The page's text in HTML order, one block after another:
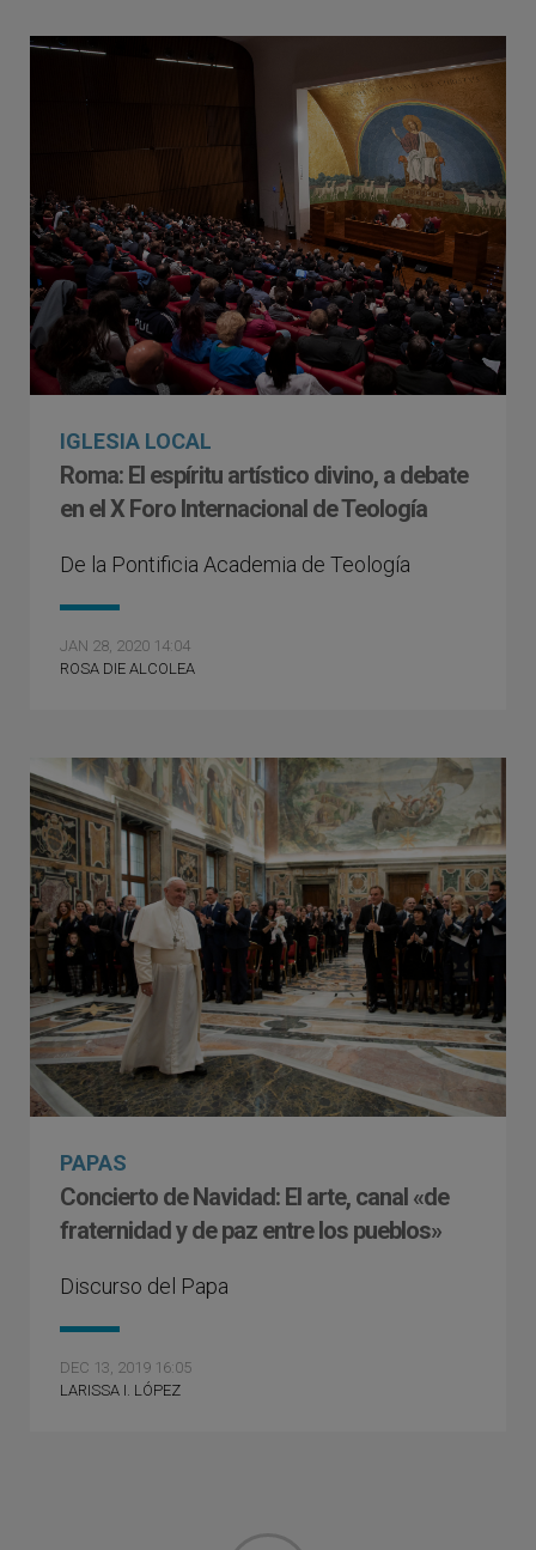
IGLESIA LOCAL
Roma: El espíritu artístico divino, a debate
en el X Foro Internacional de Teología
De la Pontificia Academia de Teología
JAN 28, 2020 14:04
ROSA DIE ALCOLEA
PAPAS
Concierto de Navidad: El arte, canal «de
fraternidad y de paz entre los pueblos»
Discurso del Papa
DEC 13, 2019 16:05
LARISSA I. LÓPEZ